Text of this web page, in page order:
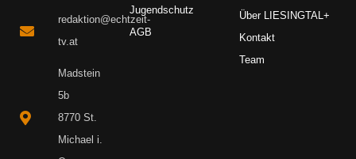
redaktion@echtzeit-
tv.at
Madstein
5b
8770 St.
Michael i.
Jugendschutz
AGB
Über LIESINGTAL+
Kontakt
Team